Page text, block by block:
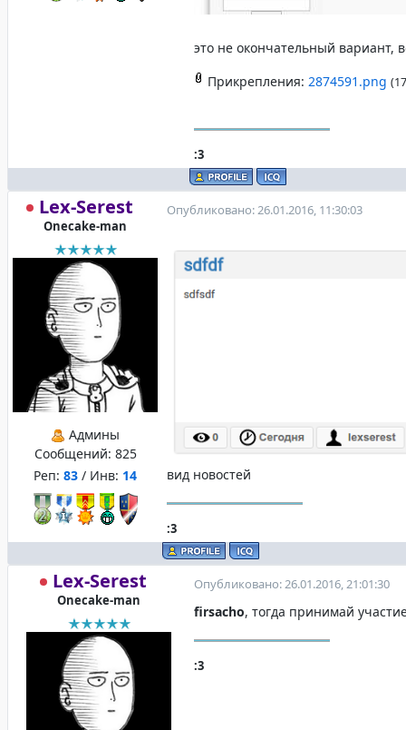
это не окончательный
Прикрепления: 2874591.png
:3
Lex-Serest
Onecake-man
Админы
Сообщений: 825
Реп: 83 / Инв: 14
Опубликовано: 26.01.2016, 11:30:03
вид новостей
:3
Lex-Serest
Onecake-man
Опубликовано: 26.01.2016, 21:01:30
firsacho, тогда принимай
:3